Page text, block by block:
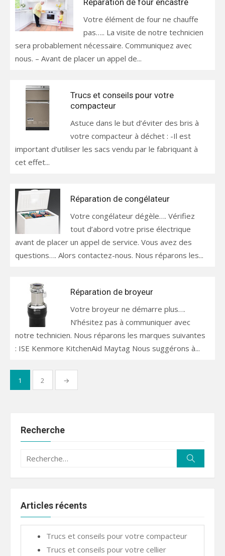
Réparation de four encastré
Votre élément de four ne chauffe
pas….. La visite de notre technicien
sera probablement nécessaire. Communiquez avec
nous. – Avant de placer un appel de...
Trucs et conseils pour votre
compacteur
Astuce dans le but d’éviter des bris à
votre compacteur à déchet : -Il est
important d’utiliser les sacs vendu par le fabriquant à
cet effet...
Réparation de congélateur
Votre congélateur dégèle…. Vérifiez
tout d’abord votre prise électrique
avant de placer un appel de service. Vous avez des
questions…. Alors contactez-nous. Nous réparons les...
Réparation de broyeur
Votre broyeur ne démarre plus….
N’hésitez pas à communiquer avec
notre technicien. Nous réparons les marques suivantes
: ISE Kenmore KitchenAid Maytag Nous suggérons à...
Pagination
des
1 2 →
Recherche
Recherche
Articles récents
Trucs et conseils pour votre compacteur
Trucs et conseils pour votre cellier